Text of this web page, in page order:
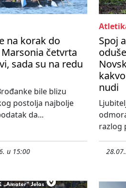
na korak do
četvrta
sada su na redu
bile blizu
postolja najbolje
da...
u 15:00
Spoj
nudi
razlog